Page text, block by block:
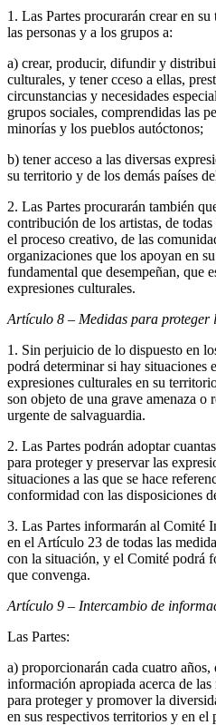
1. Las Partes procurarán crear en
las personas y a los grupos a:
a) crear, producir, difundir y
culturales, y tener cceso a ellas,
circunstancias y necesidades
grupos sociales, comprendidas las
minorías y los pueblos autóctonos;
b) tener acceso a las diversas
su territorio y de los demás países
2. Las Partes procurarán también
contribución de los artistas, de
el proceso creativo, de las
organizaciones que los apoyan en
fundamental que desempeñan, que
expresiones culturales.
Artículo 8 – Medidas para proteger
1. Sin perjuicio de lo dispuesto en
podrá determinar si hay situaciones
expresiones culturales en su
son objeto de una grave amenaza o
urgente de salvaguardia.
2. Las Partes podrán adoptar
para proteger y preservar las
situaciones a las que se hace
conformidad con las disposiciones
3. Las Partes informarán al Comité
en el Artículo 23 de todas las
con la situación, y el Comité podrá
que convenga.
Artículo 9 – Intercambio de
Las Partes:
a) proporcionarán cada cuatro
información apropiada acerca de
para proteger y promover la
en sus respectivos territorios y en el